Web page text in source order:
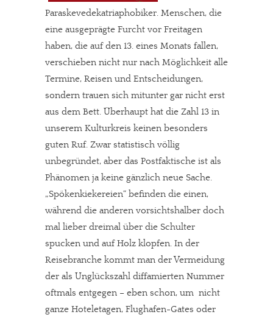
Paraskevedekatriaphobiker. Menschen, die
eine ausgeprägte Furcht vor Freitagen
haben, die auf den 13. eines Monats fallen,
verschieben nicht nur nach Möglichkeit alle
Termine, Reisen und Entscheidungen,
sondern trauen sich mitunter gar nicht erst
aus dem Bett. Überhaupt hat die Zahl 13 in
unserem Kulturkreis keinen besonders
guten Ruf. Zwar statistisch völlig
unbegründet, aber das Postfaktische ist als
Phänomen ja keine gänzlich neue Sache.
„Spökenkiekereien“ befinden die einen,
während die anderen vorsichtshalber doch
mal lieber dreimal über die Schulter
spucken und auf Holz klopfen. In der
Reisebranche kommt man der Vermeidung
der als Unglückszahl diffamierten Nummer
oftmals entgegen – eben schon, um nicht
ganze Hoteletagen, Flughafen-Gates oder